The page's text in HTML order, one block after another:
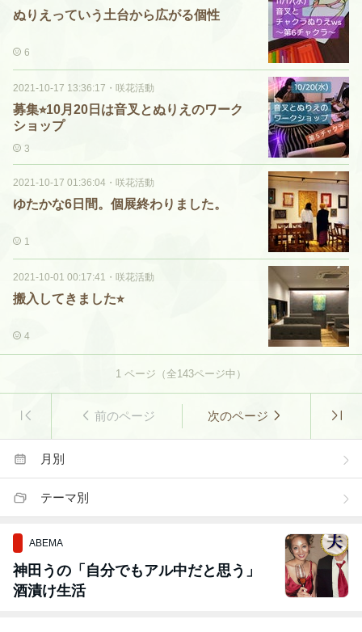
ぬりえっていう土台から広がる個性
6
2021-10-17 13:36:17 ・ 咲花活動
募集⭐︎10月20日は音叉とぬりえのワーク
ショップ
3
2021-10-17 01:36:04 ・ 咲花活動
ゆたかな6日間。個展終わりました。
1
2021-10-01 00:17:41 ・ 咲花活動
搬入してきました⭐︎
4
1 ページ（全143ページ中）
前のページ 次のページ
月別
テーマ別
ABEMA
神田うの「自分でもアル中だと思う」
酒漬け生活